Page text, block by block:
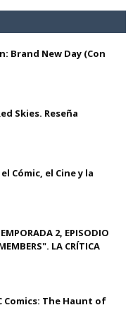
Brand New Day (Con
Skies. Reseña
Cómic, el Cine y la
2, EPISODIO
LA CRÍTICA
Comics: The Haunt of